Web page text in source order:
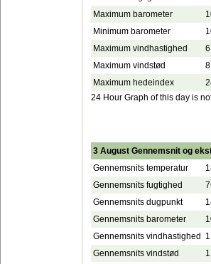
Maximum barometer
Minimum barometer
Maximum vindhastighed
Maximum vindstød
Maximum hedeindex
24 Hour Graph of this day is
3 August Gennemsnit og
Gennemsnits temperatur
Gennemsnits fugtighed
Gennemsnits dugpunkt
Gennemsnits barometer
Gennemsnits vindhastighed
Gennemsnits vindstød